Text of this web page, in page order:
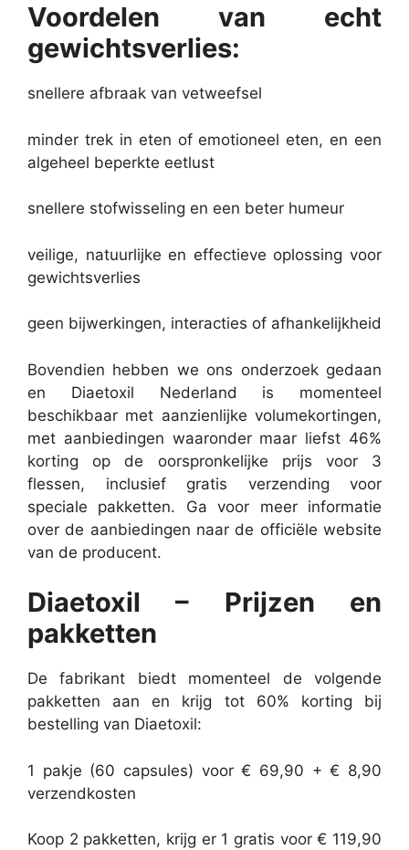
Voordelen van echt
gewichtsverlies:
snellere afbraak van vetweefsel
minder trek in eten of emotioneel eten, en een
algeheel beperkte eetlust
snellere stofwisseling en een beter humeur
veilige, natuurlijke en effectieve oplossing voor
gewichtsverlies
geen bijwerkingen, interacties of afhankelijkheid
Bovendien hebben we ons onderzoek gedaan
en Diaetoxil Nederland is momenteel
beschikbaar met aanzienlijke volumekortingen,
met aanbiedingen waaronder maar liefst 46%
korting op de oorspronkelijke prijs voor 3
flessen, inclusief gratis verzending voor
speciale pakketten. Ga voor meer informatie
over de aanbiedingen naar de officiële website
van de producent.
Diaetoxil – Prijzen en
pakketten
De fabrikant biedt momenteel de volgende
pakketten aan en krijg tot 60% korting bij
bestelling van Diaetoxil:
1 pakje (60 capsules) voor € 69,90 + € 8,90
verzendkosten
Koop 2 pakketten, krijg er 1 gratis voor € 119,90